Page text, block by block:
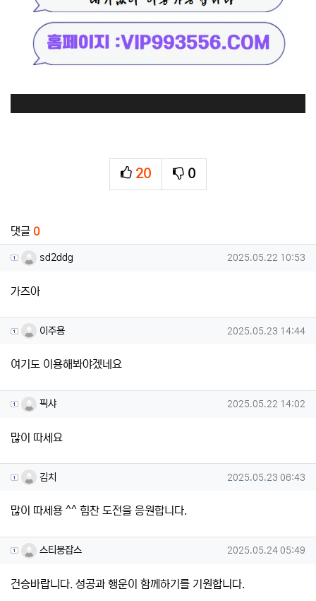
20
추천
0
비추천
댓글 0
sd2ddg님의 댓글
sd2ddg 작성일
2025.05.22 10:53
가즈아
이주용님의 댓글
이주용 작성일
2025.05.23 14:44
여기도 이용해봐야겠네요
픽샤님의 댓글
픽샤 작성일
2025.05.22 14:02
많이 따세요
김치님의 댓글
김치 작성일
2025.05.23 06:43
많이 따세용 ^^ 힘찬 도전을 응원합니다.
스티붕잡스님의 댓글
스티붕잡스 작성일
2025.05.24 05:49
건승바랍니다. 성공과 행운이 함께하기를 기원합니다.